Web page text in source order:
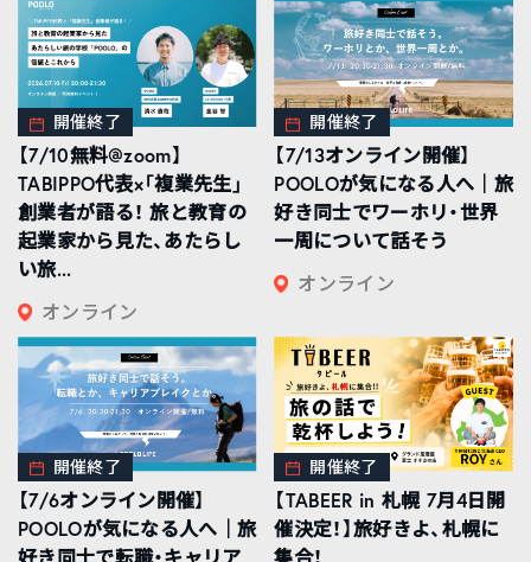
開催終了
【7/10無料@zoom】
TABIPPO代表×「複業先生」
創業者が語る！ 旅と教育の
起業家から見た、あたらし
い旅...
オンライン
開催終了
【7/13オンライン開催】
POOLOが気になる人へ｜旅
好き同士でワーホリ・世界
一周について話そう
オンライン
開催終了
【7/6オンライン開催】
POOLOが気になる人へ｜旅
好き同士で転職・キャリア
開催終了
【TABEER in 札幌 7月4日開
催決定！】旅好きよ、札幌に
集合！